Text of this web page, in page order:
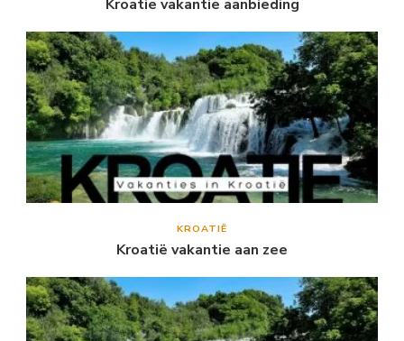
Kroatie vakantie aanbieding
KROATIË
Kroatië vakantie aan zee